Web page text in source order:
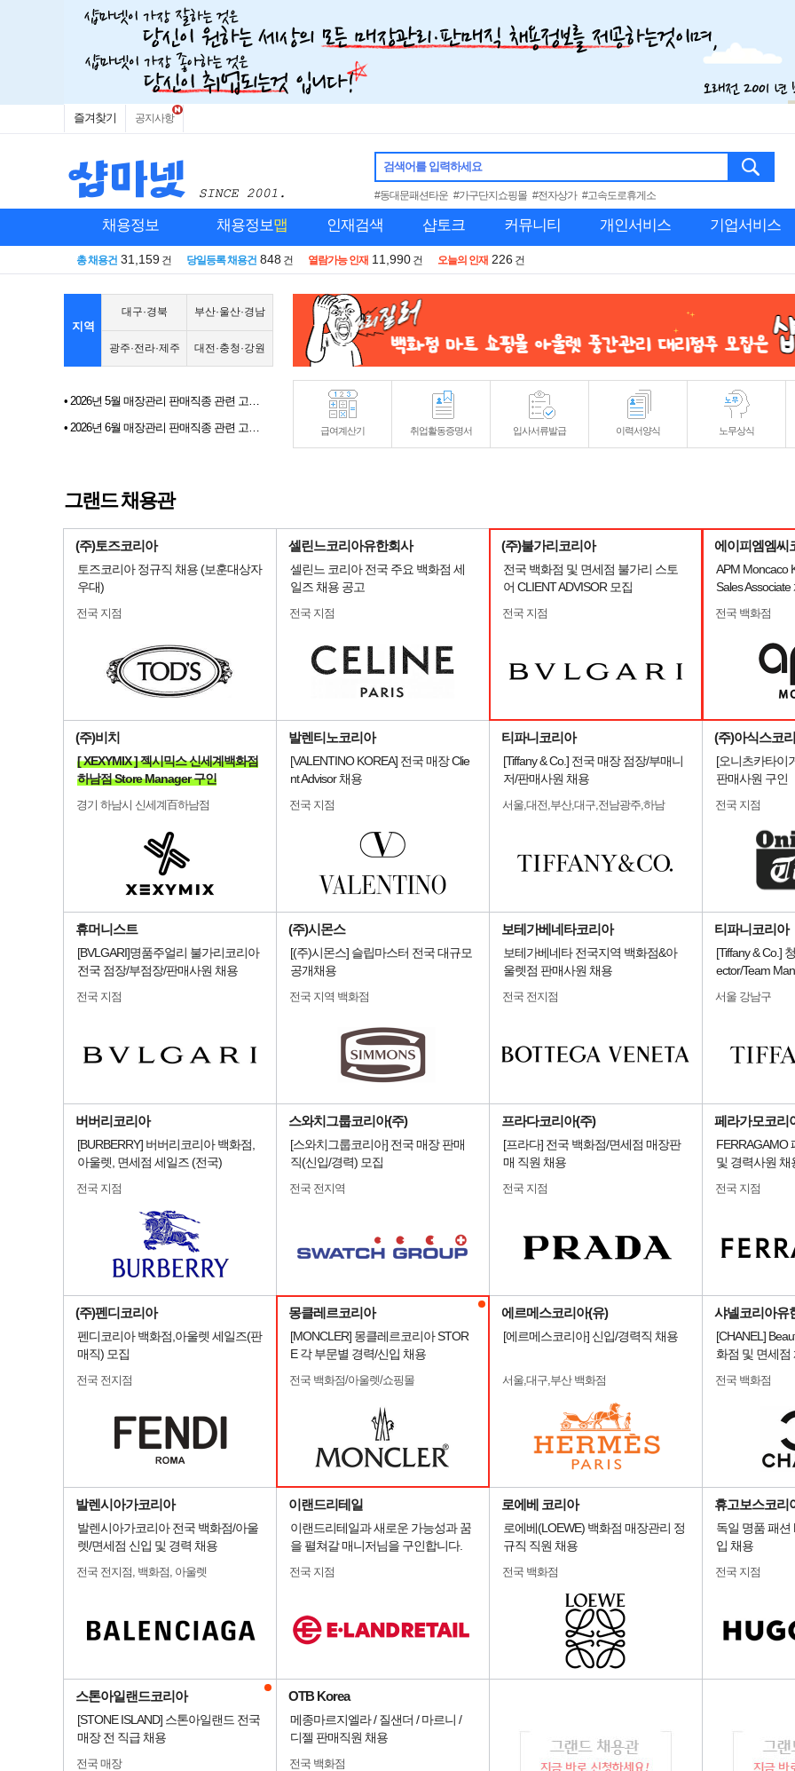
즐겨찾기 공지사항
검색어를 입력하세요
#동대문패션타운 #가구단지쇼핑몰 #전자상가 #고속도로휴게소
채용정보 채용정보맵 인재검색 샵토크 커뮤니티 개인서비스 기업서비스
총 채용건 31,159 건 당일등록 채용건 848 건 열람가능 인재 11,990 건 오늘의 인재 226 건
지역
대구·경북
광주·전라·제주
부산·울산·경남
대전·충청·강원
• 2026년 5월 매장관리 판매직종 관련 고용동향
• 2026년 6월 매장관리 판매직종 관련 고용동향
급여계산기 취업활동증명서 입사서류발급 이력서양식 노무상식
그랜드 채용관
(주)토즈코리아
토즈코리아 정규직 채용 (보훈대상자
우대)
전국 지점
셀린느코리아유한회사
셀린느 코리아 전국 주요 백화점 세
일즈 채용 공고
전국 지점
(주)불가리코리아
전국 백화점 및 면세점 불가리 스토
어 CLIENT ADVISOR 모집
전국 지점
에이피엠엠씨
APM Moncaco
Sales Associate
전국 백화점
(주)비치
[ XEXYMIX ] 젝시믹스 신세계백화점
하남점 Store Manager 구인
경기 하남시 신세계百하남점
발렌티노코리아
[VALENTINO KOREA] 전국 매장 Clie
nt Advisor 채용
전국 지점
티파니코리아
[Tiffany & Co.] 전국 매장 점장/부매니
저/판매사원 채용
서울,대전,부산,대구,전남광주,하남
(주)아식스코
[오니츠카타이
판매사원 구인
전국 지점
휴머니스트
[BVLGARI]명품주얼리 불가리코리아
전국 점장/부점장/판매사원 채용
전국 지점
(주)시몬스
[(주)시몬스] 슬립마스터 전국 대규모
공개채용
전국 지역 백화점
보테가베네타코리아
보테가베네타 전국지역 백화점&아
울렛점 판매사원 채용
전국 전지점
티파니코리아
[Tiffany & Co.]
ector/Team
서울 강남구
버버리코리아
[BURBERRY] 버버리코리아 백화점,
아울렛, 면세점 세일즈 (전국)
전국 지점
스와치그룹코리아(주)
[스와치그룹코리아] 전국 매장 판매
직(신입/경력) 모집
전국 전지역
프라다코리아(주)
[프라다] 전국 백화점/면세점 매장판
매 직원 채용
전국 지점
페라가모코리
FERRAGAMO
및 경력사원 채
전국 지점
(주)펜디코리아
펜디코리아 백화점,아울렛 세일즈(판
매직) 모집
전국 전지점
몽클레르코리아
[MONCLER] 몽클레르코리아 STOR
E 각 부문별 경력/신입 채용
전국 백화점/아울렛/쇼핑몰
에르메스코리아(유)
[에르메스코리아] 신입/경력직 채용
서울,대구,부산 백화점
샤넬코리아유
[CHANEL]
화점 및 면세점
전국 백화점
발렌시아가코리아
발렌시아가코리아 전국 백화점/아울
렛/면세점 신입 및 경력 채용
전국 전지점, 백화점, 아울렛
이랜드리테일
이랜드리테일과 새로운 가능성과 꿈
을 펼쳐갈 매니저님을 구인합니다.
전국 지점
로에베 코리아
로에베(LOEWE) 백화점 매장관리 정
규직 직원 채용
전국 백화점
휴고보스코리
독일 명품 패션
입 채용
전국 지점
스톤아일랜드코리아
[STONE ISLAND] 스톤아일랜드 전국
매장 전 직급 채용
전국 매장
OTB Korea
메종마르지엘라 / 질샌더 / 마르니 /
디젤 판매직원 채용
전국 백화점